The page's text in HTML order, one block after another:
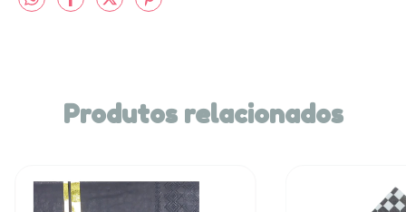
Produtos relacionados